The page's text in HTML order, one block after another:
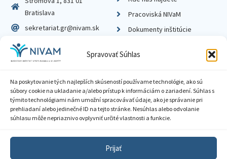
Spravovať Súhlas
Na poskytovanie tých najlepších skúseností používame technológie, ako sú
súbory cookie na ukladanie a/alebo prístup k informáciám o zariadení. Súhlas s
týmito technológiami nám umožní spracovávať údaje, ako je správanie pri
prehliadaní alebo jedinečné ID na tejto stránke. Nesúhlas alebo odvolanie
súhlasu môže nepriaznivo ovplyvniť určité vlastnosti a funkcie.
Prijať
Bratislava
sekretariat.gr@nivam.sk
IČO: 00164348
DIČ: 2020798714
Pracoviská NIVaM
Dokumenty inštitúcie
Zásady ochrany súkromia
Sprístupnenie informácií